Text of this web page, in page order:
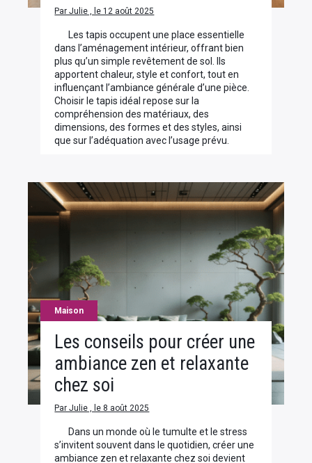
Par Julie , le 12 août 2025
Les tapis occupent une place essentielle
dans l’aménagement intérieur, offrant bien
plus qu’un simple revêtement de sol. Ils
apportent chaleur, style et confort, tout en
influençant l’ambiance générale d’une pièce.
Choisir le tapis idéal repose sur la
compréhension des matériaux, des
dimensions, des formes et des styles, ainsi
que sur l’adéquation avec l’usage prévu.
Maison
Les conseils pour créer une
ambiance zen et relaxante
chez soi
Par Julie , le 8 août 2025
Dans un monde où le tumulte et le stress
s’invitent souvent dans le quotidien, créer une
ambiance zen et relaxante chez soi devient